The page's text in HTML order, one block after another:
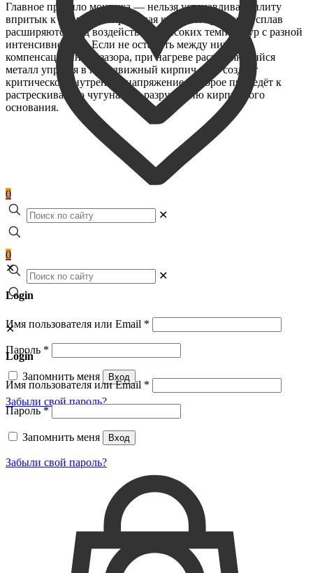
0
✕
✕
Login
Имя пользователя или Email *
Пароль *
Запомнить меня Вход
Забыли свой пароль?
0
✕
✕
Login
Имя пользователя или Email *
Пароль*
Запомнить меня Вход
Забыли свой пароль?
Главное правило монтажа — нельзя устанавливать плиту
впритык к кирпичу. Кирпичная кладка и чугунный сплав
расширяются под воздействием высоких температур с разной
интенсивностью. Если не оставить между ними
компенсационного зазора, при нагреве расширяющийся
металл упрётся в неподвижный кирпич. Это создаст
критическое внутреннее напряжение, которое приведёт к
растрескиванию чугуна или разрушению кирпичного
основания.